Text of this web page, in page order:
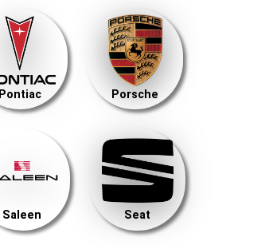
Pontiac Porsche
Saleen Seat